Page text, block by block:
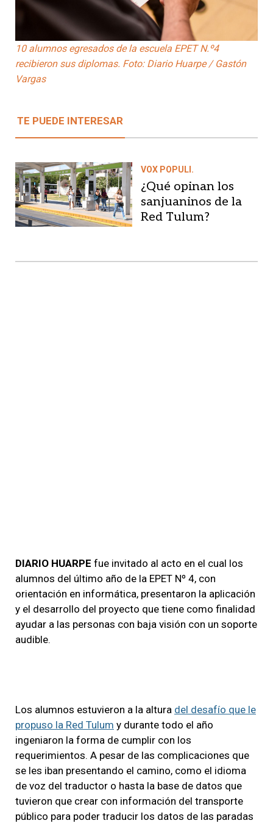
10 alumnos egresados de la escuela EPET N.º4
recibieron sus diplomas. Foto: Diario Huarpe / Gastón
Vargas
TE PUEDE INTERESAR
VOX POPULI.
¿Qué opinan los
sanjuaninos de la
Red Tulum?
DIARIO HUARPE fue invitado al acto en el cual los
alumnos del último año de la EPET Nº 4, con
orientación en informática, presentaron la aplicación
y el desarrollo del proyecto que tiene como finalidad
ayudar a las personas con baja visión con un soporte
audible.
Los alumnos estuvieron a la altura del desafío que le
propuso la Red Tulum y durante todo el año
ingeniaron la forma de cumplir con los
requerimientos. A pesar de las complicaciones que
se les iban presentando el camino, como el idioma
de voz del traductor o hasta la base de datos que
tuvieron que crear con información del transporte
público para poder traducir los datos de las paradas